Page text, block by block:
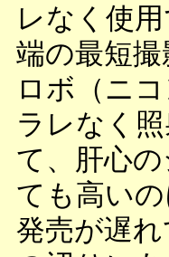
レなく使
端の最短
ロボ（ニ
ラレなく
て、肝心
ても高いの
発売が遅